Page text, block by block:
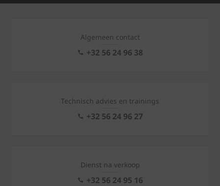
Algemeen contact
+32 56 24 96 38
Technisch advies en trainings
+32 56 24 96 27
Dienst na verkoop
+32 56 24 95 16